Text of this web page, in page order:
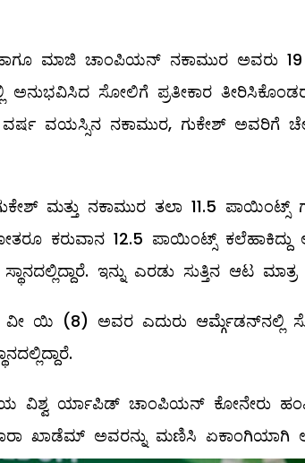
ಮಾಜಿ ಚಾಂಪಿಯನ್ ನಕಾಮುರ ಅವರು 19
ಸೋಲಿಗೆ ಪ್ರತೀಕಾರ
ವಯಸ್ಸಿನ ನಕಾಮುರ, ಗುಕೇಶ್​ ಅವರಿಗೆ
ಮತ್ತು ನಕಾಮುರ ತಲಾ 11.5 ಪಾಯಿಂಟ್ಸ್​
ಕರುವಾನ 12.5 ಪಾಯಿಂಟ್ಸ್ ಕಲೆಹಾಕಿದ್ದು
ಇನ್ನು ಎರಡು ಸುತ್ತಿನ ಆಟ
ವೀ ಯಿ (8) ಅವರ ಎದುರು ಆರ್ಮ್ಗೆಡನ್​ನಲ್ಲಿ
ವಿಶ್ವ ರ್ಯಾಪಿಡ್​ ಚಾಂಪಿಯನ್​ ಕೋನೇರು
ಖಾಡೆಮ್ ಅವರನ್ನು ಮಣಿಸಿ ಏಕಾಂಗಿಯಾಗಿ